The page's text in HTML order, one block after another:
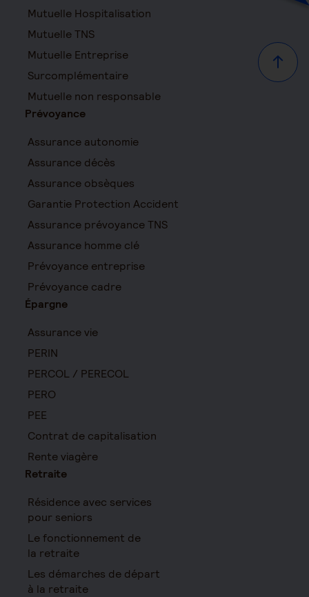
Haut
Mutuelle Hospitalisation
Mutuelle TNS
Mutuelle Entreprise
Surcomplémentaire
Mutuelle non responsable
Prévoyance
Assurance autonomie
Assurance décès
Assurance obsèques
Garantie Protection Accident
Assurance prévoyance TNS
Assurance homme clé
Prévoyance entreprise
Prévoyance cadre
Épargne
Assurance vie
PERIN
PERCOL / PERECOL
PERO
PEE
Contrat de capitalisation
Rente viagère
Retraite
Résidence avec services
pour seniors
Le fonctionnement de
la retraite
Les démarches de départ
à la retraite